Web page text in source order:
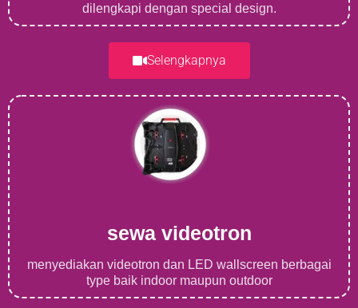
dilengkapi dengan special design.
Selengkapnya
sewa videotron
menyediakan videotron dan LED wallscreen berbagai
type baik indoor maupun outdoor